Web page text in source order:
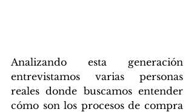
Analizando esta generación
entrevistamos varias personas
reales donde buscamos entender
cómo son los procesos de compra